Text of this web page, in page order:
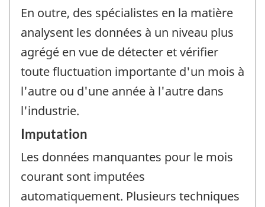
En outre, des spécialistes en la matière
analysent les données à un niveau plus
agrégé en vue de détecter et vérifier
toute fluctuation importante d'un mois à
l'autre ou d'une année à l'autre dans
l'industrie.
Imputation
Les données manquantes pour le mois
courant sont imputées
automatiquement. Plusieurs techniques